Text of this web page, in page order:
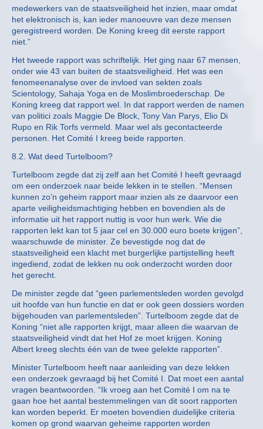
medewerkers van de staatsveiligheid het inzien, maar omdat
het elektronisch is, kan ieder manoeuvre van deze mensen
geregistreerd worden. De Koning kreeg dit eerste rapport
niet.”
Het tweede rapport was schriftelijk. Het ging naar 67 mensen,
onder wie 43 van buiten de staatsveiligheid. Het was een
fenomeenanalyse over de invloed van sekten zoals
Scientology, Sahaja Yoga en de Moslimbroederschap. De
Koning kreeg dat rapport wel. In dat rapport werden de namen
van politici zoals Maggie De Block, Tony Van Parys, Elio Di
Rupo en Rik Torfs vermeld. Maar wel als gecontacteerde
personen. Het Comité I kreeg beide rapporten.
8.2. Wat deed Turtelboom?
Turtelboom zegde dat zij zelf aan het Comité I heeft gevraagd
om een onderzoek naar beide lekken in te stellen. “Mensen
kunnen zo’n geheim rapport maar inzien als ze daarvoor een
aparte veiligheidsmachtiging hebben en bovendien als de
informatie uit het rapport nuttig is voor hun werk. Wie die
rapporten lekt kan tot 5 jaar cel en 30.000 euro boete krijgen”,
waarschuwde de minister. Ze bevestigde nog dat de
staatsveiligheid een klacht met burgerlijke partijstelling heeft
ingediend, zodat de lekken nu ook onderzocht worden door
het gerecht.
De minister zegde dat “geen parlementsleden worden gevolgd
uit hoofde van hun functie en dat er ook geen dossiers worden
bijgehouden van parlementsleden”. Turtelboom zegde dat de
Koning “niet alle rapporten krijgt, maar alleen die waarvan de
staatsveiligheid vindt dat het Hof ze moet krijgen. Koning
Albert kreeg slechts één van de twee gelekte rapporten”.
Minister Turtelboom heeft naar aanleiding van deze lekken
een onderzoek gevraagd bij het Comité I. Dat moet een aantal
vragen beantwoorden. “Ik vroeg aan het Comité I om na te
gaan hoe het aantal bestemmelingen van dit soort rapporten
kan worden beperkt. Er moeten bovendien duidelijke criteria
komen op grond waarvan geheime rapporten worden